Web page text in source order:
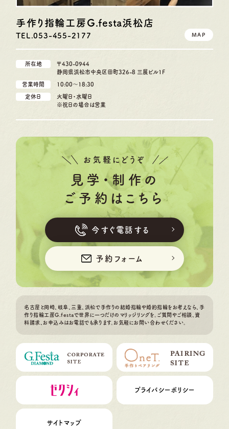
手作り指輪工房G.festa浜松店
TEL.053-455-2177 MAP
所在地
〒430-0944
静岡県浜松市中央区田町326-8 三展ビル1F
営業時間 10:00〜18:30
定休日
火曜日・水曜日
※祝日の場合は営業
お気軽にどうぞ
見学・制作の
ご予約はこちら
今すぐ電話する
予約フォーム
名古屋と岡崎、岐阜、三重、浜松で手作りの結婚指輪や婚約指輪をお考えなら、手
作り指輪工房G.festaで世界に一つだけのマリッジリングを。ご質問やご相談、資
料請求、お申込みはお電話でも承ります。お気軽にお問い合わせください。
プライバシーポリシー
サイトマップ